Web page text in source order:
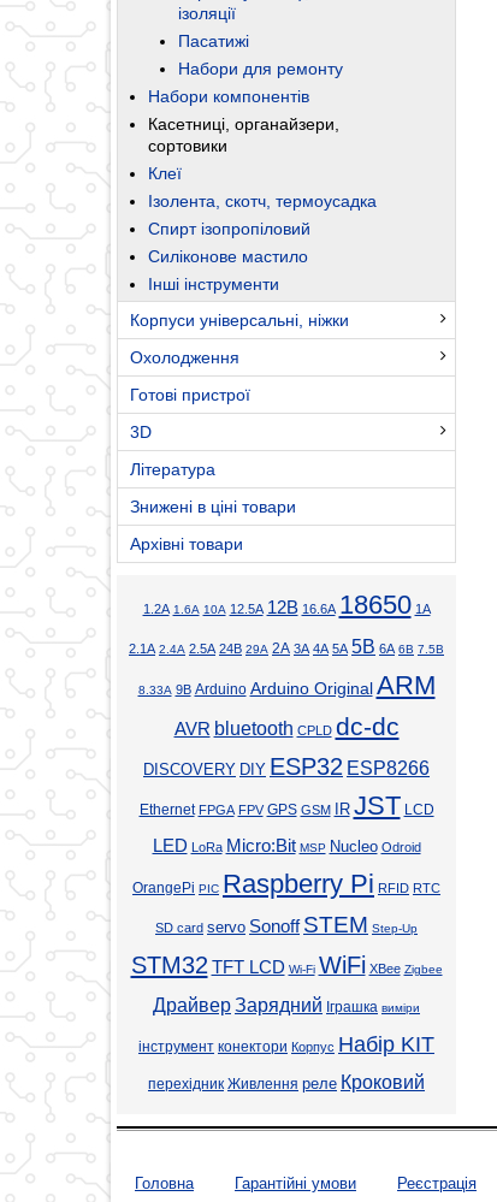
ізоляції
Пасатижі
Набори для ремонту
Набори компонентів
Касетниці, органайзери,
сортовики
Клеї
Ізолента, скотч, термоусадка
Спирт ізопропіловий
Силіконове мастило
Інші інструменти
Корпуси універсальні, ніжки
Охолодження
Готові пристрої
3D
Література
Знижені в ціні товари
Архівні товари
1.2А 1.6А 10А 12.5А 12В 16.6А 18650 1А
2.1А 2.4А 2.5А 24В 29А 2А 3А 4А 5А 5В 6А 6В 7.5В
8.33А 9В Arduino Arduino Original ARM
AVR bluetooth CPLD dc-dc
DISCOVERY DIY ESP32 ESP8266
Ethernet FPGA FPV GPS GSM IR JST LCD
LED LoRa Micro:Bit MSP Nucleo Odroid
OrangePi PIC Raspberry Pi RFID RTC
SD card servo Sonoff STEM Step-Up
STM32 TFT LCD Wi-Fi WiFi XBee Zigbee
ДрайверЗарядний Іграшка виміри
інструмент конектори Корпус Набір KIT
перехідник Живлення реле Кроковий
Головна Гарантійні умови Реєстрація